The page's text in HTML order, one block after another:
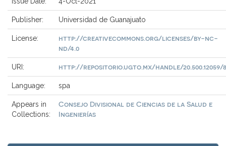
Publisher: Universidad de Guanajuato
License:
http://creativecommons.org/licenses/by-nc-
nd/4.0
URI: http://repositorio.ugto.mx/handle/20.500.12059/
Language: spa
Appears in
Collections:
Consejo Divisional de Ciencias de la Salud e
Ingenierías